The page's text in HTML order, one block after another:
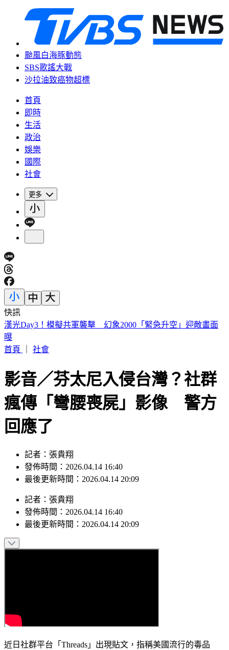
颱風白海豚動態
SBS歌謠大戰
沙拉油致癌物超標
首頁
即時
生活
政治
娛樂
國際
社會
更多
快訊
慈濟遭疫苗詐騙10億！賴瑞隆點名柯志恩：應向陳時中道歉
首頁
影音／芬太尼入侵台灣？社群
瘋傳「彎腰喪屍」影像 警方
回應了
發佈時間：2026.04.14 16:40
最後更新時間：2026.04.14 20:09
發佈時間：2026.04.14 16:40
最後更新時間：2026.04.14 20:09
「芬太尼（Fentanyl）」已現蹤台灣，並貼上萬華及民權國中